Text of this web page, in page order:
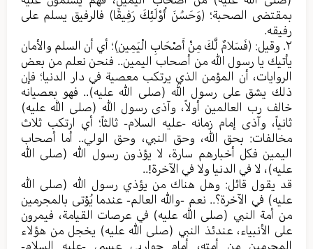
بمقتضى الصحبة؛ ﴿وَحَسُنَ أُوْلَئِكَ رَفِيقًا﴾ فالرفيق يسلم على
رفيقه.
٢. وقيل: ﴿فَسَلامٌ لَّكَ مِنْ أَصْحَابِ الْيَمِينِ﴾؛ أي أن السلم والأمان
يأتيك يا رسول الله من أصحاب اليمين.. فنحن نعلم من بعض
الروايات، أن المؤمن الذي يرتكب معصية في دار الدنيا؛ فإن
ذلك يشق على رسول الله (صلی الله عليه).. فهو بعصيانه
خالف رب العالمين أولاً، وآذى رسول الله (صلی الله عليه)
ثانياً، وآذى إمام زمانه -عليه السلام- ثالثاً؛ أي ارتكب ثلاث
مخالفات: بحق الله، وحق النبي، وحق الولي.. أما أصحاب
اليمين فكل أخبارهم سارة، لا يؤذون رسول الله (صلی الله
عليه)، لا في الدنيا ولا في الآخرة!..
قد يقول قائل: وهل هناك من يؤذي رسول الله (صلی الله
عليه) في الآخرة؟.. نعم -والله العالم- عندما يُؤتى بالمجرمين
من أمة النبي (صلی الله علیه) في عرصات القيامة، فيمرون
على الأنبياء، عندئذ النبي (صلی الله عليه) يخجل من هؤلاء
المجرمين من أمته، أمام حواريي عيسى -عليه السلام-